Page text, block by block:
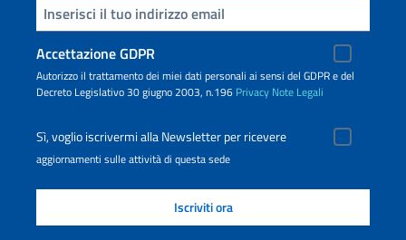
Inserisci la tua email
Accettazione GDPR
Autorizzo il trattamento dei miei dati personali ai sensi del GDPR e del
Decreto Legislativo 30 giugno 2003, n.196 Privacy Note Legali
Sì, voglio iscrivermi alla Newsletter per ricevere
aggiornamenti sulle attività di questa sede